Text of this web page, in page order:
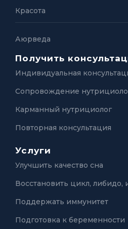
Красота
Аюрведа
Получить
Индивидуальная
Сопровождение
Карманный нутрициолог
Повторная консультация
Услуги
Улучшить качество сна
Восстановить цикл, либидо,
Поддержать иммунитет
Подготовка к беременности